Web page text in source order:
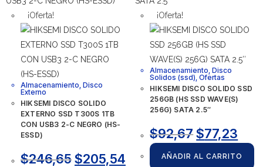
¡Oferta!
Almacenamiento Disco
Externo
HIKSEMI DISCO SOLIDO
EXTERNO SSD T300S 1TB
CON USB3 2-C NEGRO (HS-
ESSD)
$246,65$205,54
¡Oferta!
Almacenamiento ,Disco
Solidos (ssd) ,Ofertas
HIKSEMI DISCO SOLIDO SSD
256GB (HS SSD WAVE(S)
256G) SATA 2.5″
$92,67 $77,23
AÑADIR AL CARRITO